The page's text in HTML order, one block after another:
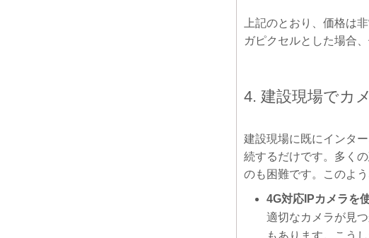
上記のとおり、価格は
ガピクセルとした場合
4. 建設現場でカ
建設現場に既にインタ
続するだけです。多く
のも困難です。このよ
4G対応IPカメラを
適切なカメラが見
もあります。こう